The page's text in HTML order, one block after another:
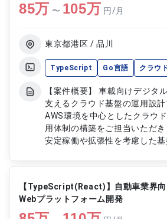
設計、詳細設計、実装、テスト
・Ruby on Railsを用いたAPI
ーマンス改善の推進 ・コード
85万 〜 105万 円/月
東京都港区 / 品川
TypeScript Go言語 クラウ
【案件概要】 車載向けデジタ
支えるクラウド基盤の運用設計
AWS環境を中心としたクラウ
用体制の構築をご担当いただ
安定稼働や拡張性を考慮した基
や新しい開発手法を活用し、
基盤の構築・運用を支援していた
業内容】 ・AWS環境における
運用設計 ・監視、障害対応、
稼働に向けた設計対応 ・クラ
【TypeScript(React)】自動車業界
Webプラットフォーム開発